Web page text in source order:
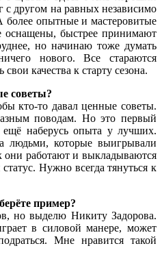
с другом на равных независимо
опытные и мастеровитые
оснащены, быстрее принимают
но начинаю тоже думать
нового. Все стараются
качества к старту сезона.
советы?
кто-то давал ценные советы.
поводам. Но это первый
наберусь опыта у лучших.
людьми, которые выигрывали
работают и выкладываются
Нужно всегда тянуться к
пример?
но выделю Никиту Задорова.
в силовой манере, может
Мне нравится такой